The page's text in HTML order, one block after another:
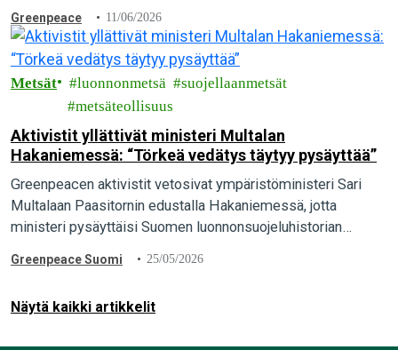
tuore kansainvälinen raportti.
Greenpeace 11/06/2026
Metsät luonnonmetsä
suojellaanmetsät
metsäteollisuus
Aktivistit yllättivät ministeri Multalan
Hakaniemessä: “Törkeä vedätys täytyy pysäyttää”
Greenpeacen aktivistit vetosivat ympäristöministeri Sari
Multalaan Paasitornin edustalla Hakaniemessä, jotta
ministeri pysäyttäisi Suomen luonnonsuojeluhistorian
metsätalousministeriön valmistelema törkeä vedätys täytyy
Greenpeace Suomi 25/05/2026
Näytä kaikki artikkelit